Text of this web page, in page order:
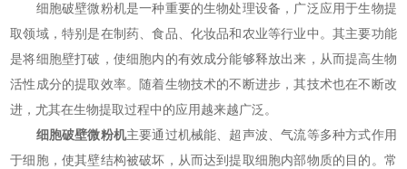
细胞破壁微粉机是一种重要的生物处理设备，广泛应用于生物提
取领域，特别是在制药、食品、化妆品和农业等行业中。其主要功能
是将细胞壁打破，使细胞内的有效成分能够释放出来，从而提高生物
活性成分的提取效率。随着生物技术的不断进步，其技术也在不断改
进，尤其在生物提取过程中的应用越来越广泛。
细胞破壁微粉机主要通过机械能、超声波、气流等多种方式作用
于细胞，使其壁结构被破坏，从而达到提取细胞内部物质的目的。常